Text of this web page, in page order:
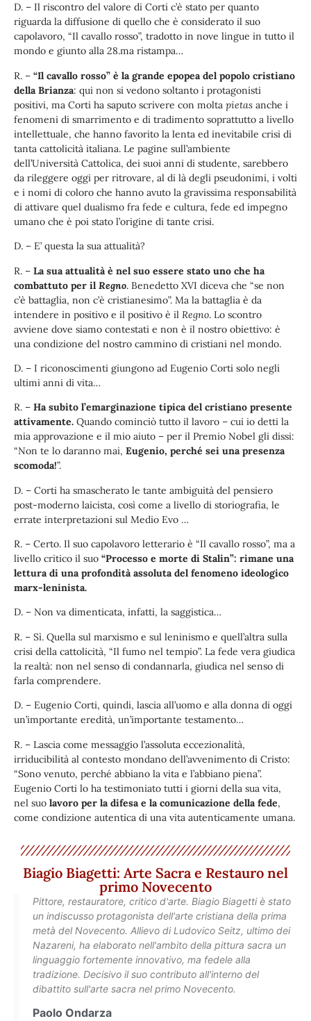
D. – Il riscontro del valore di Corti c’è stato per quanto
riguarda la diffusione di quello che è considerato il suo
capolavoro, “Il cavallo rosso”, tradotto in nove lingue in tutto il
mondo e giunto alla 28.ma ristampa…
R. – “Il cavallo rosso” è la grande epopea del popolo cristiano
della Brianza: qui non si vedono soltanto i protagonisti
positivi, ma Corti ha saputo scrivere con molta pietas anche i
fenomeni di smarrimento e di tradimento soprattutto a livello
intellettuale, che hanno favorito la lenta ed inevitabile crisi di
tanta cattolicità italiana. Le pagine sull’ambiente
dell’Università Cattolica, dei suoi anni di studente, sarebbero
da rileggere oggi per ritrovare, al di là degli pseudonimi, i volti
e i nomi di coloro che hanno avuto la gravissima responsabilità
di attivare quel dualismo fra fede e cultura, fede ed impegno
umano che è poi stato l’origine di tante crisi.
D. – E’ questa la sua attualità?
R. – La sua attualità è nel suo essere stato uno che ha
combattuto per il Regno. Benedetto XVI diceva che “se non
c’è battaglia, non c’è cristianesimo”. Ma la battaglia è da
intendere in positivo e il positivo è il Regno. Lo scontro
avviene dove siamo contestati e non è il nostro obiettivo: è
una condizione del nostro cammino di cristiani nel mondo.
D. – I riconoscimenti giungono ad Eugenio Corti solo negli
ultimi anni di vita…
R. – Ha subito l’emarginazione tipica del cristiano presente
attivamente. Quando cominciò tutto il lavoro – cui io detti la
mia approvazione e il mio aiuto – per il Premio Nobel gli dissi:
“Non te lo daranno mai, Eugenio, perché sei una presenza
scomoda!”.
D. – Corti ha smascherato le tante ambiguità del pensiero
post-moderno laicista, così come a livello di storiografia, le
errate interpretazioni sul Medio Evo …
R. – Certo. Il suo capolavoro letterario è “Il cavallo rosso”, ma a
livello critico il suo “Processo e morte di Stalin”: rimane una
lettura di una profondità assoluta del fenomeno ideologico
marx-leninista.
D. – Non va dimenticata, infatti, la saggistica…
R. – Sì. Quella sul marxismo e sul leninismo e quell’altra sulla
crisi della cattolicità, “Il fumo nel tempio”. La fede vera giudica
la realtà: non nel senso di condannarla, giudica nel senso di
farla comprendere.
D. – Eugenio Corti, quindi, lascia all’uomo e alla donna di oggi
un’importante eredità, un’importante testamento…
R. – Lascia come messaggio l’assoluta eccezionalità,
irriducibilità al contesto mondano dell’avvenimento di Cristo:
“Sono venuto, perché abbiano la vita e l’abbiano piena”.
Eugenio Corti lo ha testimoniato tutti i giorni della sua vita,
nel suo lavoro per la difesa e la comunicazione della fede,
come condizione autentica di una vita autenticamente umana.
Biagio Biagetti: Arte Sacra e Restauro nel
primo Novecento
Pittore, restauratore, critico d'arte. Biagio Biagetti è stato
un indiscusso protagonista dell'arte cristiana della prima
metà del Novecento. Allievo di Ludovico Seitz, ultimo dei
Nazareni, ha elaborato nell'ambito della pittura sacra un
linguaggio fortemente innovativo, ma fedele alla
tradizione. Decisivo il suo contributo all'interno del
dibattito sull'arte sacra nel primo Novecento.
Paolo Ondarza